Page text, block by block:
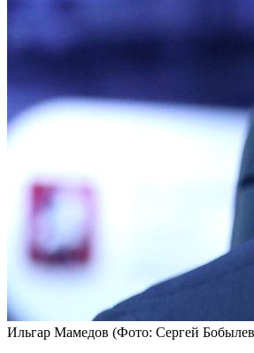
Ильгар Мамедов (Фото: Сергей